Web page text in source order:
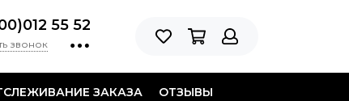
55 52
звонок
ЗАКАЗА ОТЗЫВЫ